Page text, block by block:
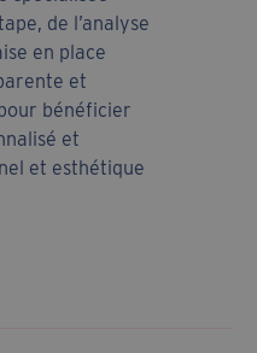
de l’analyse
en place
et
bénéficier
et
et esthétique